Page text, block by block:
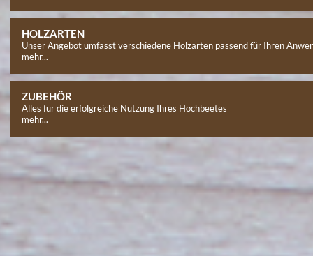
HOLZARTEN
Unser Angebot umfasst verschiedene Holzarten passend für Ihren
mehr...
ZUBEHÖR
Alles für die erfolgreiche Nutzung Ihres Hochbeetes
mehr...